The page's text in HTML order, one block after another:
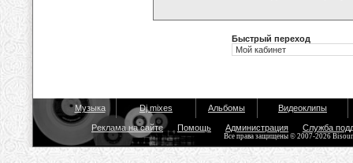
Быстрый переход
Музыка Dj mixes Альбомы Видеоклипы
Реклама на сайте Помощь Администрация Служба
Все права защищены © 2007-2026